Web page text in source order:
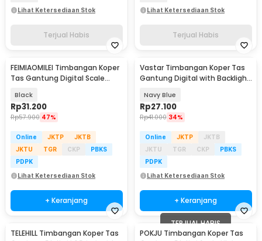
Lihat Ketersediaan Stok
Terjual Habis
Lihat Ketersediaan Stok
Terjual Habis
FEIMIAOMILEI Timbangan Koper
Tas Gantung Digital Scale
Black
Rp31.200
Rp57.900 47%
Online JKTP
JKTB
JKTU
TGR CKP
PBKS
PDPK
Lihat Ketersediaan Stok
+ Keranjang
Vastar Timbangan Koper Tas
Gantung Digital with Backlight
Navy Blue
Rp27.100
Rp41.000 34%
Online JKTP
JKTB
JKTU
TGR CKP
PBKS
PDPK
Lihat Ketersediaan Stok
+ Keranjang
Akan Datang
TELEHILL Timbangan Koper Tas
TERJUAL HABIS
POKJU Timbangan Koper Tas